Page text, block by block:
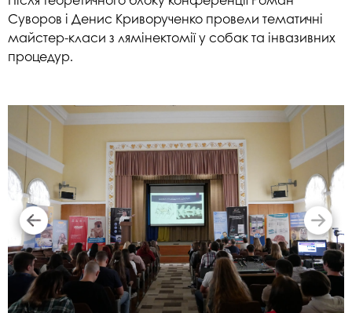
Суворов і Денис Криворученко провели тематичні
майстер-класи з лямінектомії у собак та інвазивних
процедур.